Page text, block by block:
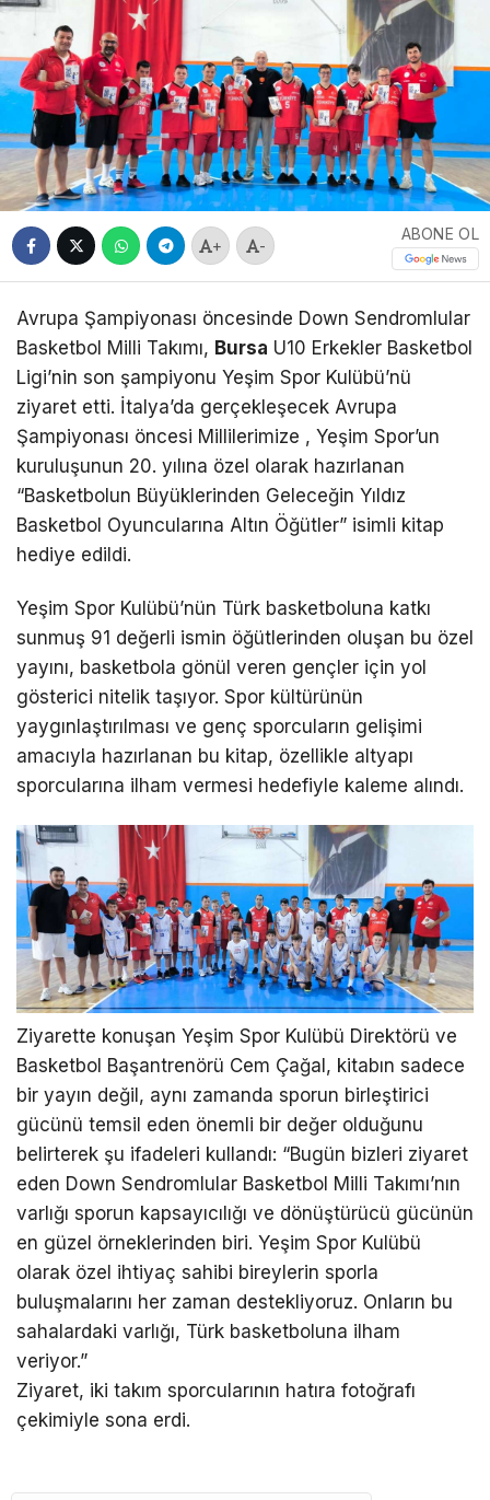
+ -
ABONE OL
Avrupa Şampiyonası öncesinde Down Sendromlular
Basketbol Milli Takımı, Bursa U10 Erkekler Basketbol
Ligi’nin son şampiyonu Yeşim Spor Kulübü’nü
ziyaret etti. İtalya’da gerçekleşecek Avrupa
Şampiyonası öncesi Millilerimize , Yeşim Spor’un
kuruluşunun 20. yılına özel olarak hazırlanan
“Basketbolun Büyüklerinden Geleceğin Yıldız
Basketbol Oyuncularına Altın Öğütler” isimli kitap
hediye edildi.
Yeşim Spor Kulübü’nün Türk basketboluna katkı
sunmuş 91 değerli ismin öğütlerinden oluşan bu özel
yayını, basketbola gönül veren gençler için yol
gösterici nitelik taşıyor. Spor kültürünün
yaygınlaştırılması ve genç sporcuların gelişimi
amacıyla hazırlanan bu kitap, özellikle altyapı
sporcularına ilham vermesi hedefiyle kaleme alındı.
Ziyarette konuşan Yeşim Spor Kulübü Direktörü ve
Basketbol Başantrenörü Cem Çağal, kitabın sadece
bir yayın değil, aynı zamanda sporun birleştirici
gücünü temsil eden önemli bir değer olduğunu
belirterek şu ifadeleri kullandı: “Bugün bizleri ziyaret
eden Down Sendromlular Basketbol Milli Takımı’nın
varlığı sporun kapsayıcılığı ve dönüştürücü gücünün
en güzel örneklerinden biri. Yeşim Spor Kulübü
olarak özel ihtiyaç sahibi bireylerin sporla
buluşmalarını her zaman destekliyoruz. Onların bu
sahalardaki varlığı, Türk basketboluna ilham
veriyor.”
Ziyaret, iki takım sporcularının hatıra fotoğrafı
çekimiyle sona erdi.